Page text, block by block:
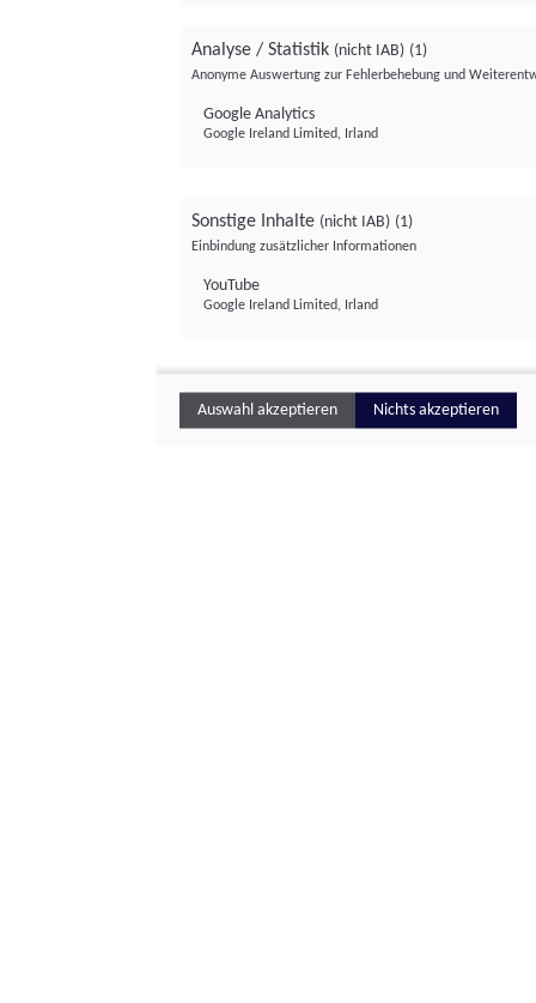
Analyse / Statistik (nicht IAB) (1)
Anonyme Auswertung zur Fehlerbehebung und
Google Analytics
Google Ireland Limited, Irland
Sonstige Inhalte (nicht IAB) (1)
Einbindung zusätzlicher Informationen
YouTube
Google Ireland Limited, Irland
Auswahl akzeptieren Nichts akzeptieren